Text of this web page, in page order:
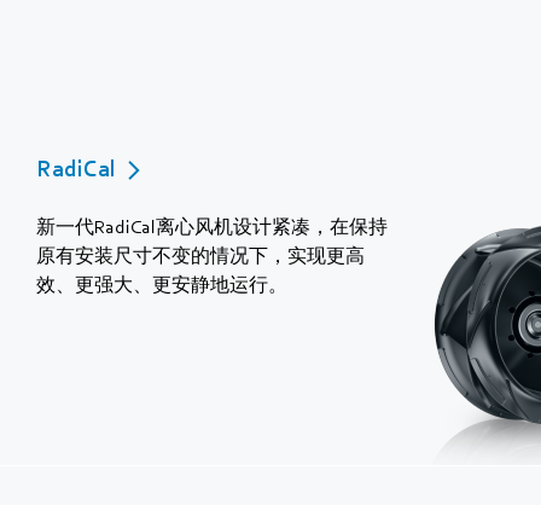
RadiCal
新一代RadiCal离心风机设计紧凑，在保持
原有安装尺寸不变的情况下，实现更高
效、更强大、更安静地运行。